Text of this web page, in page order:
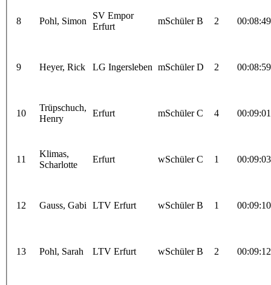
8 Pohl, Simon
SV Empor
Erfurt
mSchüler B 2 00:08:49
9 Heyer, Rick LG Ingersleben mSchüler D 2 00:08:59
10
Trüpschuch,
Henry
Erfurt mSchüler C 4 00:09:01
11
Klimas,
Scharlotte
Erfurt wSchüler C 1 00:09:03
12 Gauss, Gabi LTV Erfurt wSchüler B 1 00:09:10
13 Pohl, Sarah LTV Erfurt wSchüler B 2 00:09:12